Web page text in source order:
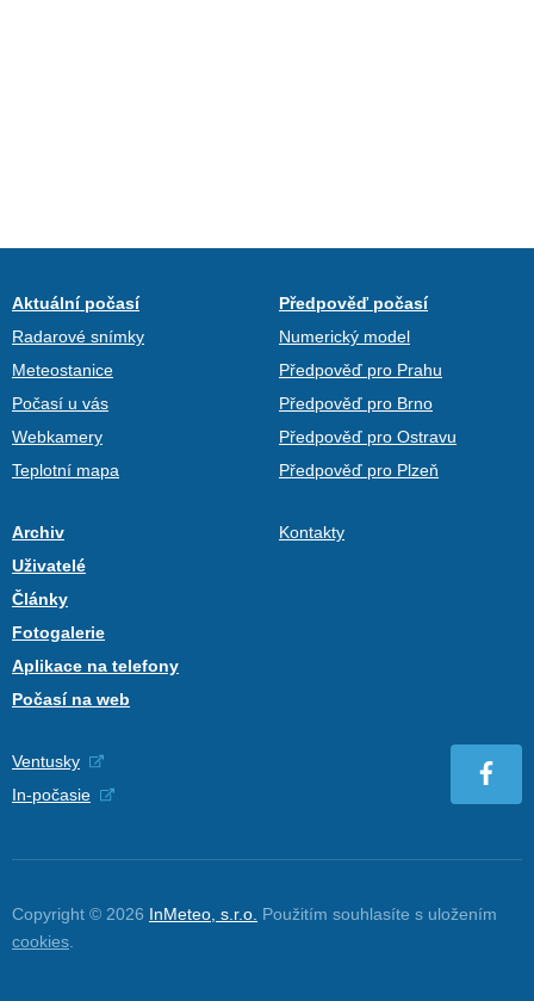
Aktuální počasí
Radarové snímky
Meteostanice
Počasí u vás
Webkamery
Teplotní mapa
Předpověď počasí
Numerický model
Předpověď pro Prahu
Předpověď pro Brno
Předpověď pro Ostravu
Předpověď pro Plzeň
Archiv
Uživatelé
Články
Fotogalerie
Aplikace na telefony
Počasí na web
Kontakty
Ventusky
In-počasie
Copyright © 2026 InMeteo, s.r.o. Použitím souhlasíte s uložením
cookies